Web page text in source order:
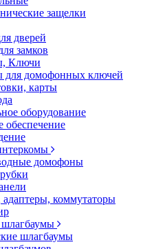
защелки
дверей
замков
Ключи
для домофонных ключей
карты
оборудование
обеспечение
домофоны
коммутаторы
шлагбаумы